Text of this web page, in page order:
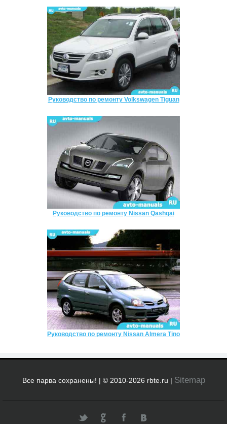
Руководство по ремонту Volkswagen Tiguan
Руководство по ремонту Nissan Qashqai
Руководство по ремонту Nissan Almera Tino
Все парва сохранены! | © 2010-2026 rbte.ru | Sitemap